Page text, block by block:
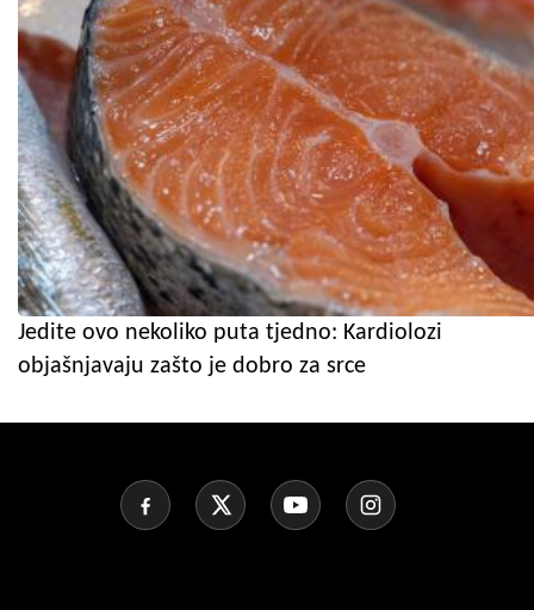
Jedite ovo nekoliko puta tjedno: Kardiolozi
objašnjavaju zašto je dobro za srce